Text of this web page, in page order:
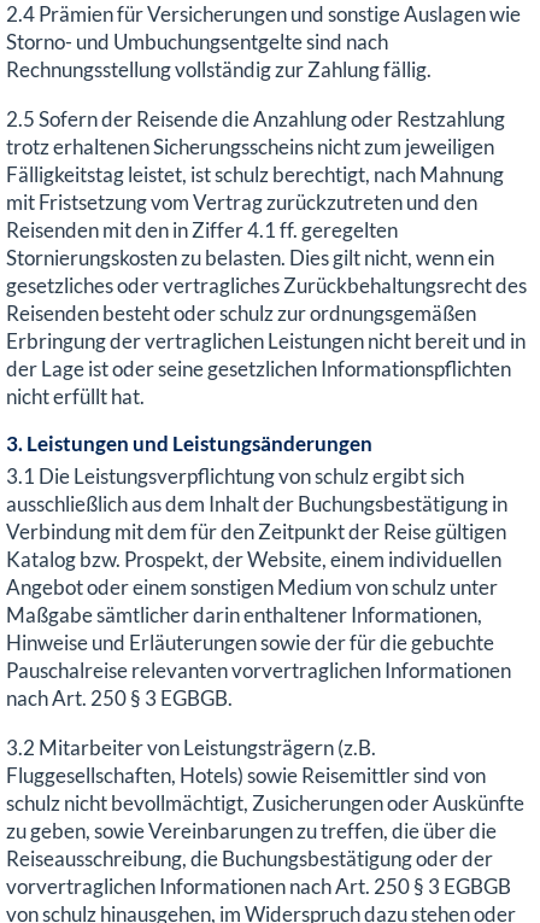
2.4 Prämien für Versicherungen und sonstige Auslagen wie
Storno- und Umbuchungsentgelte sind nach
Rechnungsstellung vollständig zur Zahlung fällig.
2.5 Sofern der Reisende die Anzahlung oder Restzahlung
trotz erhaltenen Sicherungsscheins nicht zum jeweiligen
Fälligkeitstag leistet, ist schulz berechtigt, nach Mahnung
mit Fristsetzung vom Vertrag zurückzutreten und den
Reisenden mit den in Ziffer 4.1 ff. geregelten
Stornierungskosten zu belasten. Dies gilt nicht, wenn ein
gesetzliches oder vertragliches Zurückbehaltungsrecht des
Reisenden besteht oder schulz zur ordnungsgemäßen
Erbringung der vertraglichen Leistungen nicht bereit und in
der Lage ist oder seine gesetzlichen Informationspflichten
nicht erfüllt hat.
3. Leistungen und Leistungsänderungen
3.1 Die Leistungsverpflichtung von schulz ergibt sich
ausschließlich aus dem Inhalt der Buchungsbestätigung in
Verbindung mit dem für den Zeitpunkt der Reise gültigen
Katalog bzw. Prospekt, der Website, einem individuellen
Angebot oder einem sonstigen Medium von schulz unter
Maßgabe sämtlicher darin enthaltener Informationen,
Hinweise und Erläuterungen sowie der für die gebuchte
Pauschalreise relevanten vorvertraglichen Informationen
nach Art. 250 § 3 EGBGB.
3.2 Mitarbeiter von Leistungsträgern (z.B.
Fluggesellschaften, Hotels) sowie Reisemittler sind von
schulz nicht bevollmächtigt, Zusicherungen oder Auskünfte
zu geben, sowie Vereinbarungen zu treffen, die über die
Reiseausschreibung, die Buchungsbestätigung oder der
vorvertraglichen Informationen nach Art. 250 § 3 EGBGB
von schulz hinausgehen, im Widerspruch dazu stehen oder